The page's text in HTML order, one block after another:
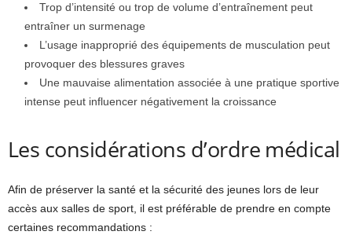
Trop d’intensité ou trop de volume d’entraînement peut
entraîner un surmenage
L’usage inapproprié des équipements de musculation peut
provoquer des blessures graves
Une mauvaise alimentation associée à une pratique sportive
intense peut influencer négativement la croissance
Les considérations d’ordre médical
Afin de préserver la santé et la sécurité des jeunes lors de leur
accès aux salles de sport, il est préférable de prendre en compte
certaines recommandations :